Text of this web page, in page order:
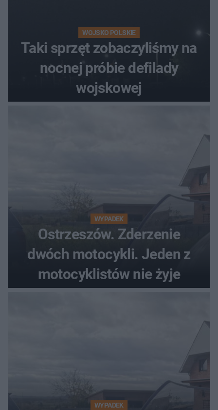
WOJSKO POLSKIE
Taki sprzęt zobaczyliśmy na
nocnej próbie defilady
wojskowej
WYPADEK
Ostrzeszów. Zderzenie
dwóch motocykli. Jeden z
motocyklistów nie żyje
WYPADEK